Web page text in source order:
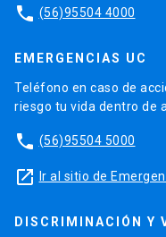
phone (56)95504 4000
EMERGENCIAS UC
Teléfono en caso de
riesgo tu vida dentro de
phone (56)95504 5000
launch Ir al sitio de
DISCRIMINACIÓN Y